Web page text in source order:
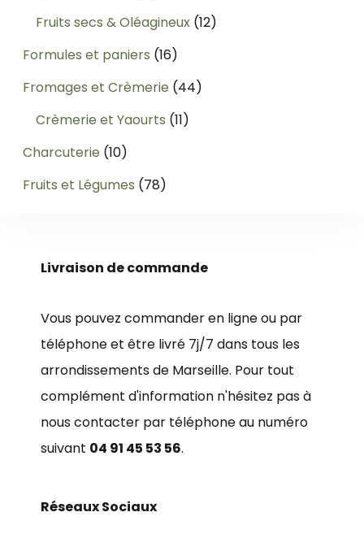
produits
Fruits secs & Oléagineux 1212
Formules et paniers 1616
produits
Fromages et Crèmerie 4444
Crèmerie et Yaourts 1111
Charcuterie 1010
produits
Fruits et Légumes 7878
Livraison de commande
Vous pouvez commander en ligne ou par
téléphone et être livré 7j/7 dans tous les
arrondissements de Marseille. Pour tout
complément d'information n'hésitez pas à
nous contacter par téléphone au numéro
suivant 04 91 45 53 56.
Réseaux Sociaux